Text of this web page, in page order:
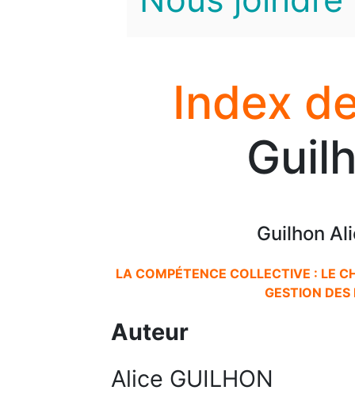
Index
Guilhon
LA COMPÉTENCE COLLECTIVE : LE
GESTION
Auteur
Alice GUILHON